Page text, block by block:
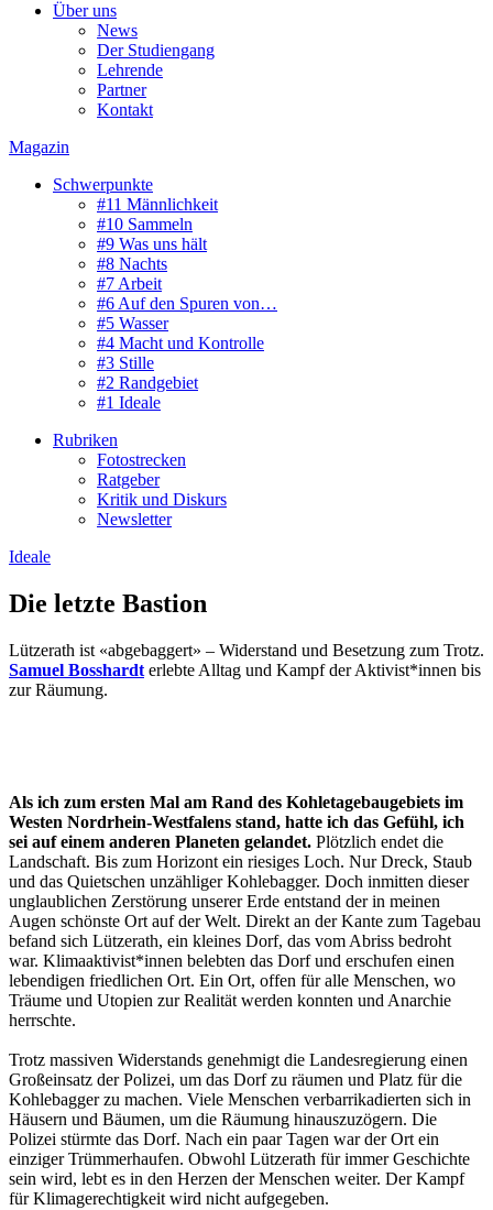
Über uns
News
Der Studiengang
Lehrende
Partner
Kontakt
Magazin
Schwerpunkte
#11 Männlichkeit
#10 Sammeln
#9 Was uns hält
#8 Nachts
#7 Arbeit
#6 Auf den Spuren von…
#5 Wasser
#4 Macht und Kontrolle
#3 Stille
#2 Randgebiet
#1 Ideale
Rubriken
Fotostrecken
Ratgeber
Kritik und Diskurs
Newsletter
Ideale
Die letzte Bastion
Lützerath ist «abgebaggert» – Widerstand und Besetzung zum Trotz.
Samuel Bosshardt erlebte Alltag und Kampf der Aktivist*innen bis
zur Räumung.
Als ich zum ersten Mal am Rand des Kohletagebaugebiets im
Westen Nordrhein-Westfalens stand, hatte ich das Gefühl, ich
sei auf einem anderen Planeten gelandet. Plötzlich endet die
Landschaft. Bis zum Horizont ein riesiges Loch. Nur Dreck, Staub
und das Quietschen unzähliger Kohlebagger. Doch inmitten dieser
unglaublichen Zerstörung unserer Erde entstand der in meinen
Augen schönste Ort auf der Welt. Direkt an der Kante zum Tagebau
befand sich Lützerath, ein kleines Dorf, das vom Abriss bedroht
war. Klimaaktivist*innen belebten das Dorf und erschufen einen
lebendigen friedlichen Ort. Ein Ort, offen für alle Menschen, wo
Träume und Utopien zur Realität werden konnten und Anarchie
herrschte.
Trotz massiven Widerstands genehmigt die Landesregierung einen
Großeinsatz der Polizei, um das Dorf zu räumen und Platz für die
Kohlebagger zu machen. Viele Menschen verbarrikadierten sich in
Häusern und Bäumen, um die Räumung hinauszuzögern. Die
Polizei stürmte das Dorf. Nach ein paar Tagen war der Ort ein
einziger Trümmerhaufen. Obwohl Lützerath für immer Geschichte
sein wird, lebt es in den Herzen der Menschen weiter. Der Kampf
für Klimagerechtigkeit wird nicht aufgegeben.